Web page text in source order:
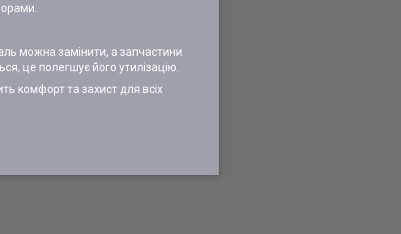
можна замінити, а запчастини
це полегшує його утилізацію.
комфорт та захист для всіх